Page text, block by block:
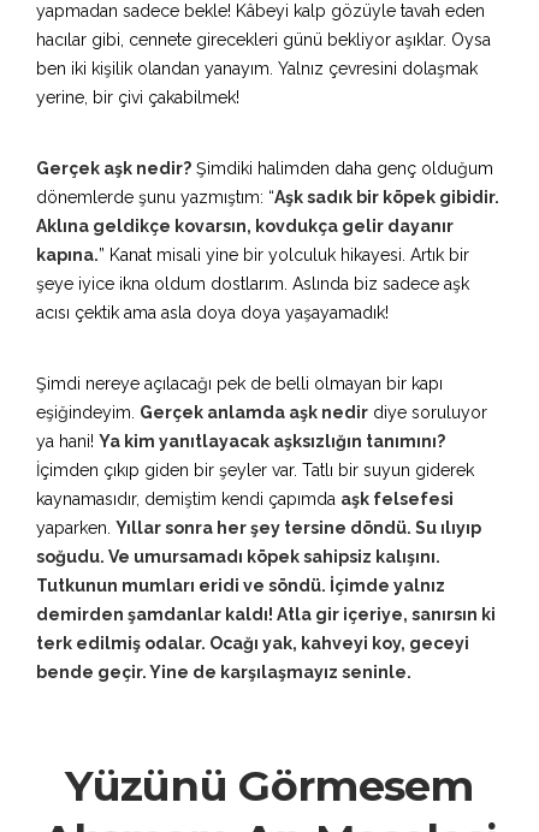
yapmadan sadece bekle! Kâbeyi kalp gözüyle tavah eden
hacılar gibi, cennete girecekleri günü bekliyor aşıklar. Oysa
ben iki kişilik olandan yanayım. Yalnız çevresini dolaşmak
yerine, bir çivi çakabilmek!
Gerçek aşk nedir? Şimdiki halimden daha genç olduğum
dönemlerde şunu yazmıştım: “Aşk sadık bir köpek gibidir.
Aklına geldikçe kovarsın, kovdukça gelir dayanır
kapına.” Kanat misali yine bir yolculuk hikayesi. Artık bir
şeye iyice ikna oldum dostlarım. Aslında biz sadece aşk
acısı çektik ama asla doya doya yaşayamadık!
Şimdi nereye açılacağı pek de belli olmayan bir kapı
eşiğindeyim. Gerçek anlamda aşk nedir diye soruluyor
ya hani! Ya kim yanıtlayacak aşksızlığın tanımını?
İçimden çıkıp giden bir şeyler var. Tatlı bir suyun giderek
kaynamasıdır, demiştim kendi çapımda aşk felsefesi
yaparken. Yıllar sonra her şey tersine döndü. Su ılıyıp
soğudu. Ve umursamadı köpek sahipsiz kalışını.
Tutkunun mumları eridi ve söndü. İçimde yalnız
demirden şamdanlar kaldı! Atla gir içeriye, sanırsın ki
terk edilmiş odalar. Ocağı yak, kahveyi koy, geceyi
bende geçir. Yine de karşılaşmayız seninle.
Yüzünü Görmesem